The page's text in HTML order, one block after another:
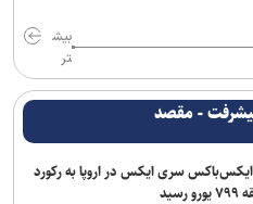
به همدلی و اخلاق قرآنی نیاز دارد
عدن
و مردم‌سالاری ملت ایران
بیش
تر
- مقصد
سری ایکس در اروپا به رکورد